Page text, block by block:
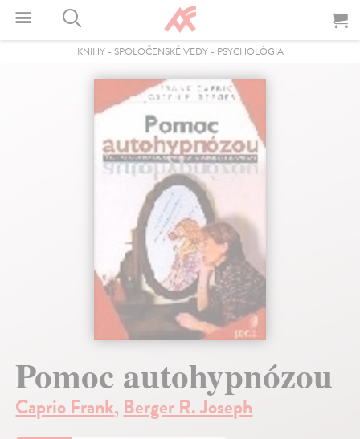
KNIHY- SPOLOČENSKÉ VEDY- PSYCHOLÓGIA
Pomoc autohypnózou
Caprio Frank,Berger R. Joseph